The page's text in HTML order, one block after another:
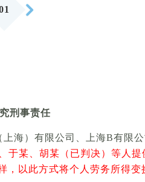
1
刑事责任
海）有限公司、上海B有限公
于某、胡某（已判决）等人
，以此方式将个人劳务所得